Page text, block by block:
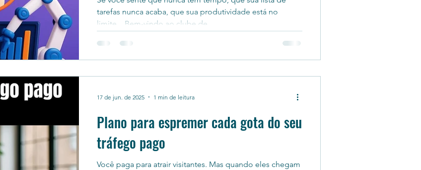
tarefas nunca acaba, que sua produtividade está no
limite... Bem-vindo ao clube de...
Plano para espremer cada gota do seu
tráfego pago
Você paga para atrair visitantes. Mas quando eles chegam
17 de jun. de 2025 1 min de leitura